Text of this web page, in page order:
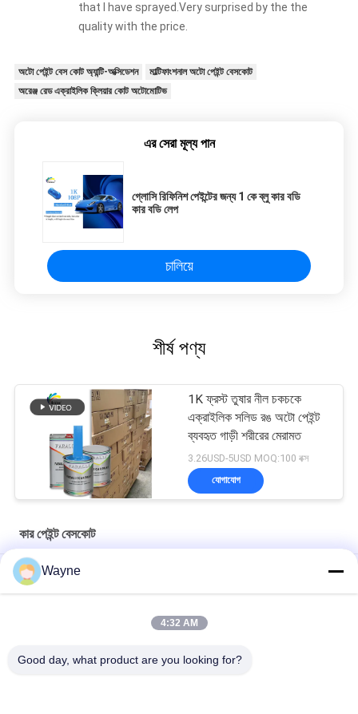
that I have sprayed.Very surprised by the the
quality with the price.
অটো পেইন্ট বেস কোট অ্যান্টি-অক্সিডেশন
মাল্টিফাংশনাল অটো পেইন্ট বেসকোট
অরেঞ্জ রেড এক্রাইলিক ক্লিয়ার কোট অটোমোটিভ
এর সেরা মূল্য পান
গ্লোসি রিফিনিশ পেইন্টের জন্য 1 কে ব্লু কার বডি
কার বডি লেপ
চালিয়ে
শীর্ষ পণ্য
1K ফ্রস্ট তুষার নীল চকচকে
এক্রাইলিক সলিড রঙ অটো পেইন্ট
ব্যবহৃত গাড়ী শরীরের মেরামত
3.26USD-5USD MOQ:100 বক্স
যোগাযোগ
কার পেইন্ট বেসকোট
মাল্টিফাংশনাল কার পেইন্ট বেসকোট আর্দ্রতা প্রতিরোধী ইউভি প্রতিরোধী
উজ্জ্বল নীল গাড়ী পেইন্ট বেসকোট এক্রাইলিক স্প্রে আবহাওয়া প্রতিরোধী
Wayne
4:32 AM
Good day, what product are you looking for?